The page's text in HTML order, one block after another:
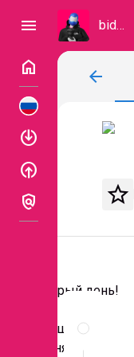
menu bidzaar
home
enable
enable
policy
arrow_back
star_border
Добрый день!
Прошу Вас
принять